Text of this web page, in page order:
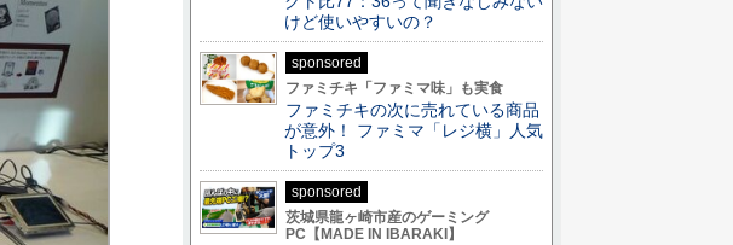
けど使いやすいの？
sponsored
ファミチキ「ファミマ味」も実食
ファミチキの次に売れている商品
が意外！ ファミマ「レジ横」人気
トップ3
sponsored
茨城県龍ヶ崎市産のゲーミング
PC【MADE IN IBARAKI】